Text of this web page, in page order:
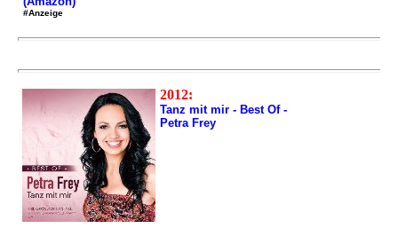
#Anzeige
2012:
Tanz mit mir - Best Of -
Petra Frey